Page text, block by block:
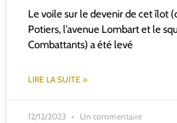
Le voile sur le devenir de cet îlot
Potiers, l’avenue Lombart et le
Combattants) a été levé
LIRE LA SUITE »
12/12/2023 Un commentaire